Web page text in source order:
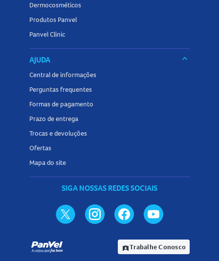
Dermocosméticos
Produtos Panvel
Panvel Clinic
AJUDA keyboard_arrow_down
Central de informações
Perguntas frequentes
Formas de pagamento
Prazo de entrega
Trocas e devoluções
Ofertas
Mapa do site
SIGA NOSSAS REDES SOCIAIS
assignment_indTrabalhe Conosco